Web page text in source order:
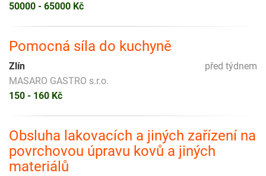
50000 - 65000 Kč
Pomocná síla do kuchyně
před týdnem
Zlín
MASARO GASTRO s.r.o.
150 - 160 Kč
Obsluha lakovacích a jiných zařízení na
povrchovou úpravu kovů a jiných
materiálů